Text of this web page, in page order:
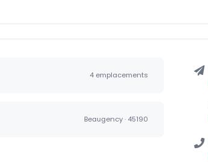
4 emplacements
Beaugency · 45190